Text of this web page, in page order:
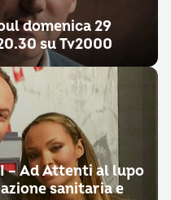
domenica 29
su Tv2000
– Ad Attenti al lupo
sanitaria e